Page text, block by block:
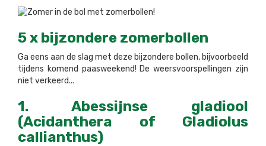
5 x bijzondere zomerbollen
Ga eens aan de slag met deze bijzondere bollen, bijvoorbeeld
tijdens komend paasweekend! De weersvoorspellingen zijn
niet verkeerd...
1. Abessijnse gladiool
(Acidanthera of Gladiolus
callianthus)